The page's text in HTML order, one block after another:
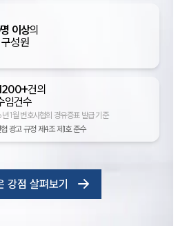
이상의
성원
건의
임건수
1월 변호사협회 경유증표 발급 기준
광고 규정 제4조 제1호 준수
강점 살펴보기